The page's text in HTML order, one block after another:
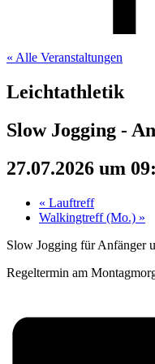
« Alle Veranstaltungen
Leichtathletik
Slow Jogging -
27.07.2026 um
« Lauftreff
Walkingtreff (Mo.) »
Slow Jogging für Anfänger
Regeltermin am